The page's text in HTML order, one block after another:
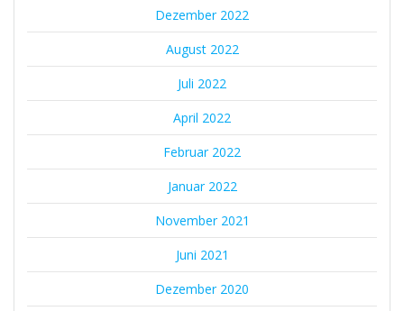
Dezember 2022
August 2022
Juli 2022
April 2022
Februar 2022
Januar 2022
November 2021
Juni 2021
Dezember 2020